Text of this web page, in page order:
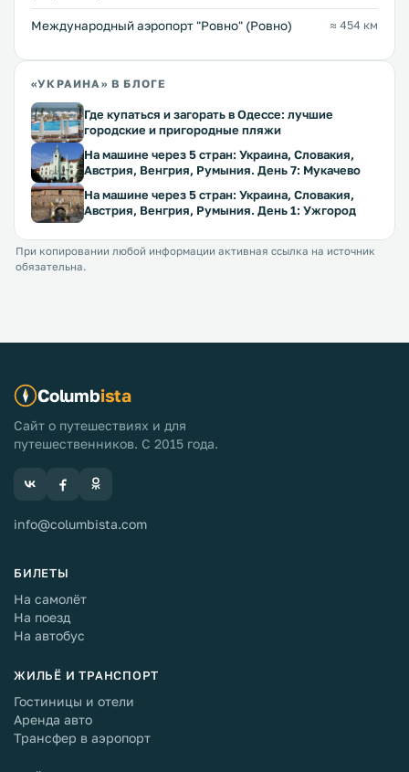
Междунарoдный аэропорт "Ровно" (Ровно) ≈ 454 км
«УКРАИНА» В БЛОГЕ
Где купаться и загорать в Одессе: лучшие
городские и пригородные пляжи
На машине через 5 стран: Украина, Словакия,
Австрия, Венгрия, Румыния. День 7: Мукачево
На машине через 5 стран: Украина, Словакия,
Австрия, Венгрия, Румыния. День 1: Ужгород
При копировании любой информации активная ссылка на источник
обязательна.
Columbista
Сайт о путешествиях и для
путешественников. С 2015 года.
info@columbista.com
БИЛЕТЫ
На самолёт
На поезд
На автобус
ЖИЛЬЁ И ТРАНСПОРТ
Гостиницы и отели
Аренда авто
Трансфер в аэропорт